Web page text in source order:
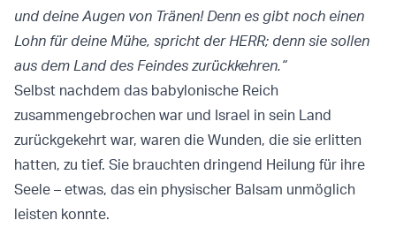
und deine Augen von Tränen! Denn es gibt noch einen
Lohn für deine Mühe, spricht der HERR; denn sie sollen
aus dem Land des Feindes zurückkehren.“
Selbst nachdem das babylonische Reich
zusammengebrochen war und Israel in sein Land
zurückgekehrt war, waren die Wunden, die sie erlitten
hatten, zu tief. Sie brauchten dringend Heilung für ihre
Seele – etwas, das ein physischer Balsam unmöglich
leisten konnte.